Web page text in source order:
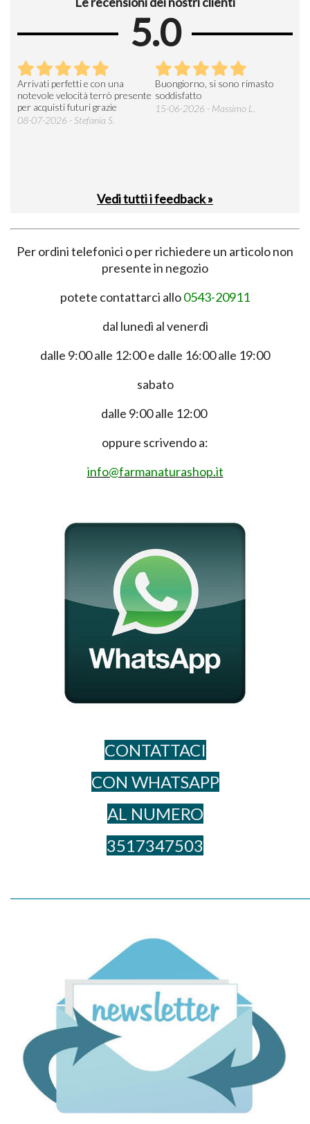
5.0
Arrivati perfetti e con una
notevole velocità terrò presente
per acquisti futuri grazie
08-07-2026 - Stefania S.
Buongiorno, si sono rimasto
soddisfatto
15-06-2026 - Massimo L.
Vedi tutti i feedback »
Per ordini telefonici o per richiedere un articolo non
presente in negozio
potete contattarci allo0543-20911
dal lunedì al venerdì
dalle 9:00 alle 12:00 e dalle 16:00 alle 19:00
sabato
dalle 9:00 alle 12:00
oppure scrivendo a:
info@farmanaturashop.it
CONTATTACI
CON WHATSAPP
AL NUME​RO
3517347503